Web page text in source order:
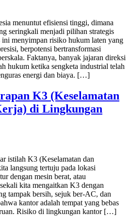
menuntut efisiensi tinggi, dimana
seringkali menjadi pilihan strategis
menyimpan risiko hukum laten yang
berpotensi bertransformasi
Faktanya, banyak jajaran direksi
hukum ketika sengketa industrial telah
energi dan biaya. […]
K3 (Keselamatan
di Lingkungan
istilah K3 (Keselamatan dan
langsung tertuju pada lokasi
dengan mesin berat, atau
kita mengaitkan K3 dengan
tampak bersih, sejuk ber-AC, dan
kantor adalah tempat yang bebas
Risiko di lingkungan kantor […]